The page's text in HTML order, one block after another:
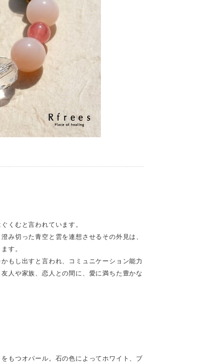
くむと言われています。
み切った青空と雲を連想させるその外見は、
す。
もし出すと言われ、コミュニケーション能力
人や家族、恋人との間に、愛に満ちた豊かな
もつオパール。石の色によってホワイト、ブ